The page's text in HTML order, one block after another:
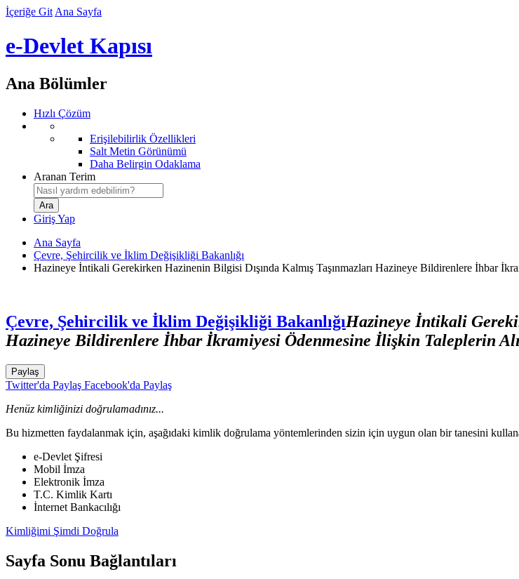
İçeriğe Git Ana Sayfa
e-Devlet Kapısı
Ana Bölümler
Hızlı Çözüm
Erişilebilirlik Özellikleri
Salt Metin Görünümü
Daha Belirgin Odaklama
Aranan Terim
Giriş Yap
Ana Sayfa
Çevre, Şehircilik ve İklim Değişikliği Bakanlığı
Hazineye İntikali Gerekirken Hazinenin Bilgisi Dışında Kalmış Taşınmazları Hazineye Bildirenlere İhbar
Çevre, Şehircilik ve İklim Değişikliği BakanlığıHazineye İntikali
Hazineye Bildirenlere İhbar İkramiyesi Ödenmesine İlişkin Taleplerin
Paylaş
Twitter'da Paylaş Facebook'da Paylaş
Henüz kimliğinizi doğrulamadınız...
Bu hizmetten faydalanmak için, aşağıdaki kimlik doğrulama yöntemlerinden sizin için uygun olan bir tanesini
e-Devlet Şifresi
Mobil İmza
Elektronik İmza
T.C. Kimlik Kartı
İnternet Bankacılığı
Kimliğimi Şimdi Doğrula
Sayfa Sonu Bağlantıları